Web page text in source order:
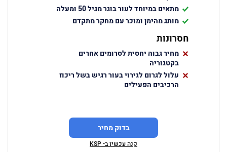
מתאים במיוחד לעור בוגר מגיל 50 ומעלה
מותג מהימן ומוכר עם מחקר מתקדם
חסרונות
מחיר גבוה יחסית לסרומים אחרים
בקטגוריה
עלול לגרום לגירוי בעור רגיש בשל ריכוז
הרכיבים הפעילים
בדוק מחיר
קנה עכשיו ב- KSP